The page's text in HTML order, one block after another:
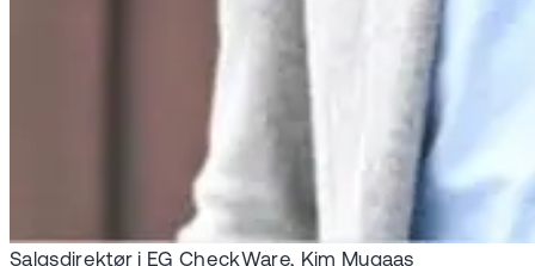
Salgsdirektør i EG CheckWare, Kim Mugaas